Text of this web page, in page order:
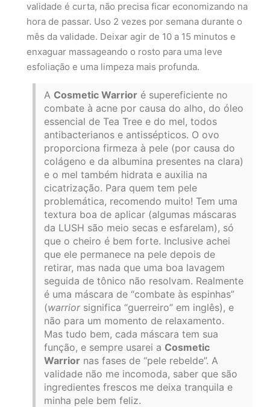
validade é curta, não precisa ficar economizando na
hora de passar. Uso 2 vezes por semana durante o
mês da validade. Deixar agir de 10 a 15 minutos e
enxaguar massageando o rosto para uma leve
esfoliação e uma limpeza mais profunda.
A Cosmetic Warrior é supereficiente no
combate à acne por causa do alho, do óleo
essencial de Tea Tree e do mel, todos
antibacterianos e antissépticos. O ovo
proporciona firmeza à pele (por causa do
colágeno e da albumina presentes na clara)
e o mel também hidrata e auxilia na
cicatrização. Para quem tem pele
problemática, recomendo muito! Tem uma
textura boa de aplicar (algumas máscaras
da LUSH são meio secas e esfarelam), só
que o cheiro é bem forte. Inclusive achei
que ele permanece na pele depois de
retirar, mas nada que uma boa lavagem
seguida de tônico não resolvam. Realmente
é uma máscara de “combate às espinhas”
(warriorsignifica “guerreiro” em inglês), e
não para um momento de relaxamento.
Mas tudo bem, cada máscara tem sua
função, e sempre usarei a Cosmetic
Warrior nas fases de “pele rebelde”. A
validade não me incomoda, saber que são
ingredientes frescos me deixa tranquila e
minha pele bem feliz.